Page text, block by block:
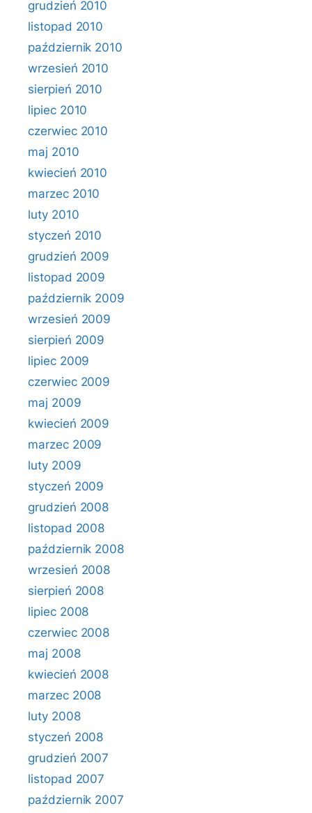
grudzień 2010
listopad 2010
październik 2010
wrzesień 2010
sierpień 2010
lipiec 2010
czerwiec 2010
maj 2010
kwiecień 2010
marzec 2010
luty 2010
styczeń 2010
grudzień 2009
listopad 2009
październik 2009
wrzesień 2009
sierpień 2009
lipiec 2009
czerwiec 2009
maj 2009
kwiecień 2009
marzec 2009
luty 2009
styczeń 2009
grudzień 2008
listopad 2008
październik 2008
wrzesień 2008
sierpień 2008
lipiec 2008
czerwiec 2008
maj 2008
kwiecień 2008
marzec 2008
luty 2008
styczeń 2008
grudzień 2007
listopad 2007
październik 2007